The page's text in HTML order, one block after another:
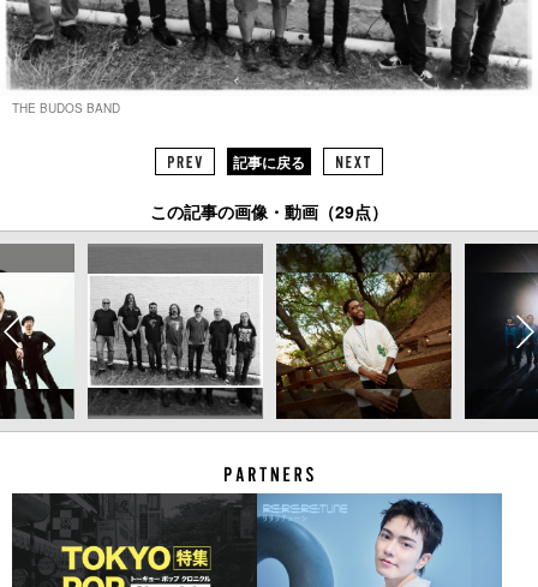
THE BUDOS BAND
記事に戻る
この記事の画像・動画（29点）